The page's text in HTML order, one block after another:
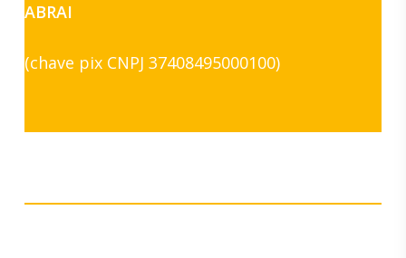
ABRAI
(chave pix CNPJ 37408495000100)